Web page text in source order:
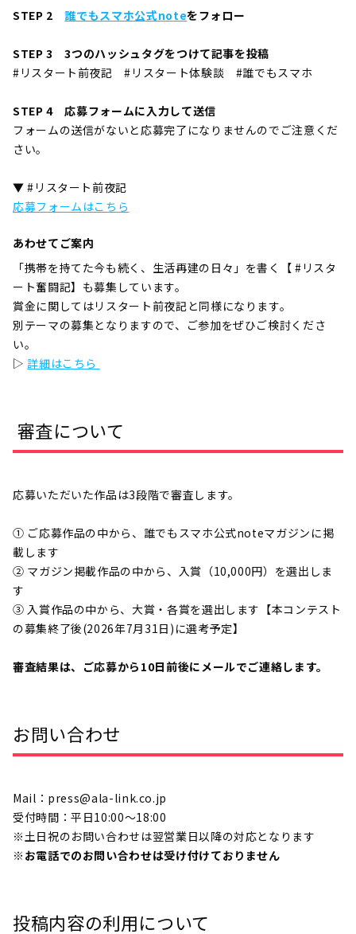
STEP 2誰でもスマホ公式noteをフォロー
STEP 3 3つのハッシュタグをつけて記事を投稿
#リスタート前夜記 #リスタート体験談 #誰でもスマホ
STEP 4 応募フォームに入力して送信
フォームの送信がないと応募完了になりませんのでご注意くだ
さい。
▼ #リスタート前夜記
応募フォームはこちら
あわせてご案内
「携帯を持てた今も続く、生活再建の日々」を書く【 #リスタ
ート奮闘記】も募集しています。
賞金に関してはリスタート前夜記と同様になります。
別テーマの募集となりますので、ご参加をぜひご検討くださ
い。
▷詳細はこちら
審査について
応募いただいた作品は3段階で審査します。
① ご応募作品の中から、誰でもスマホ公式noteマガジンに掲
載します
② マガジン掲載作品の中から、入賞（10,000円）を選出しま
す
③ 入賞作品の中から、大賞・各賞を選出します【本コンテスト
の募集終了後(2026年7月31日 )に選考予定】
審査結果は、ご応募から10日前後にメールでご連絡します。
お問い合わせ
Mail：press@ala-link.co.jp
受付時間：平日10:00〜18:00
※土日祝のお問い合わせは翌営業日以降の対応となります
※お電話でのお問い合わせは受け付けておりません
投稿内容の利用について